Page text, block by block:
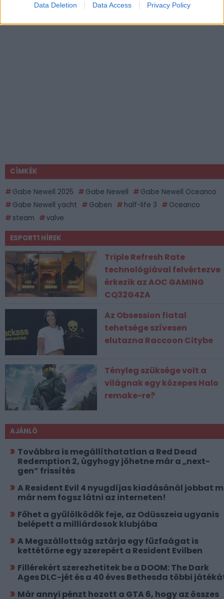
Data Deletion Data Access Privacy Policy
CÍMKÉK
Gabe Newell 2025 Gabe Newell
Gabe Newell Oceanco
Gabe Newell yacht
Gaben half-life 3
Oceanco
steam
valve
ESPORT1 HÍREK
Triple Refresh Rate
technológiával felvértezve
érkezik az AOC GAMING
CQ32G4ZA
Az Obsession fiatal
tehetsége szívesen
elutazna Raccoon Citybe
Tényleg szüksége volt a
világnak egy közepes Halo
remake-re?
AJÁNLÓ
Továbbra is megállíthatatlan a Red Dead
Redemption 2, úgyhogy jöhetne már a „next-
gen” frissítés
A Resident Evil 4 nyugdíjas kiadásánál jobbat
már nem fogsz látni az interneten!
Főhet a gyűlölködők feje, az Odüsszeia ugyanis
belépett a milliárdosok klubjába
A Megszállottság sztárja egy fűzfaágat is
kettétörne egy szerepért a Resident Evilben
Fillérekért szerezhetitek be a DOOM: The Dark
Ages DLC-jét és a 40 éves Bethesda többi
Már annyi pénzt hozott a GTA 6, hogy az összes